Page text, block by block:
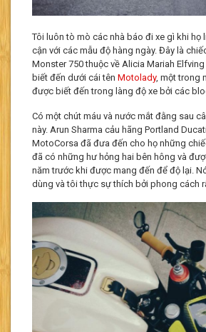
Tôi luôn tò mò các nhà báo đi xe gì khi họ
cận với các mẫu độ hàng ngày. Đây là
Monster 750 thuộc về Alicia Mariah
biết đến dưới cái tên Motolady, một trong
được biết đến trong làng độ xe bởi các
Có một chút máu và nước mắt đằng sau
này. Arun Sharma cảu hãng Portland
MotoCorsa đã đưa đến cho họ những
đã có những hư hỏng hai bên hông và
năm trước khi được mang đến để độ lại.
dùng và tôi thực sự thích bởi phong cách